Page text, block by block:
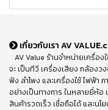
เกี่ยวกับเรา AV
AV Value ร้านจำหน่ายเครื่อ
จะ เป็นทีวี เครื่องเสียง กล้อง
ฟัง ลำโพง และเครื่องใช้ ไฟฟ้า
อย่างเป็นทางการ ในหลายยี่ห้
สินค้ารวดเร็ว เชื่อถือได้ และน